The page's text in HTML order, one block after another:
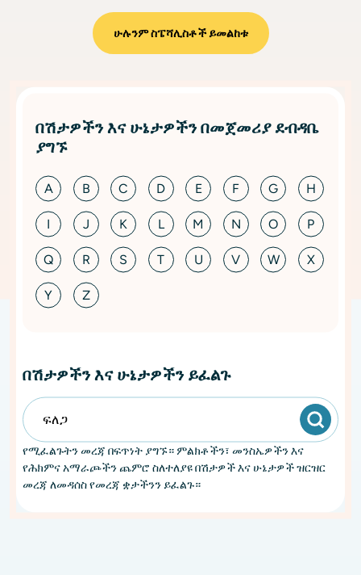
ሁሉንም ስፔሻሊስቶች ይመልከቱ
በሽታዎችን እና ሁኔታዎችን በመጀመሪያ ደብዳቤ
ያግኙ
A B C D E F G H
I J K L M N O P
Q R S T U V W X
Y Z
በሽታዎችን እና ሁኔታዎችን ይፈልጉ
የሚፈልጉትን መረጃ በፍጥነት ያግኙ። ምልክቶችን፣ መንስኤዎችን እና
የሕክምና አማራጮችን ጨምሮ ስለተለያዩ በሽታዎች እና ሁኔታዎች ዝርዝር
መረጃ ለመዳሰስ የመረጃ ቋታችንን ይፈልጉ።